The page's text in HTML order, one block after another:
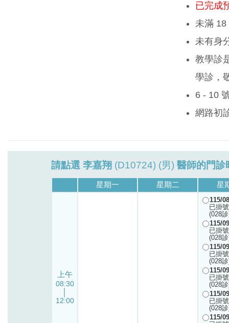
已完成
未滿 18
未有身
教學診
學診，
6 - 10
網路初